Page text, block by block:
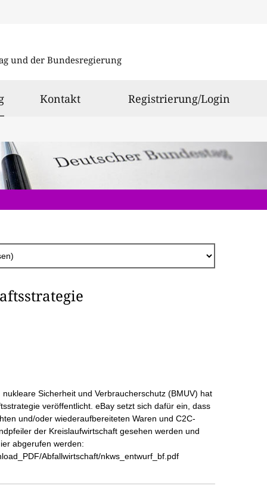
und der Bundesregierung
ausgewählt
Kontakt Registrierung/Login
Sicherheit und Verbraucherschutz (BMUV) hat
veröffentlicht. eBay setzt sich dafür ein, dass
und/oder wiederaufbereiteten Waren und C2C-
der Kreislaufwirtschaft gesehen werden und
abgerufen werden:
Abfallwirtschaft/nkws_entwurf_bf.pdf